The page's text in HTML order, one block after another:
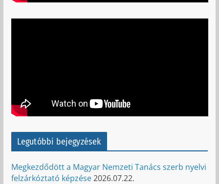
Legutóbbi bejegyzések
Megkezdődött a Magyar Nemzeti Tanács szerb nyelvi
felzárkóztató képzése2026.07.22.